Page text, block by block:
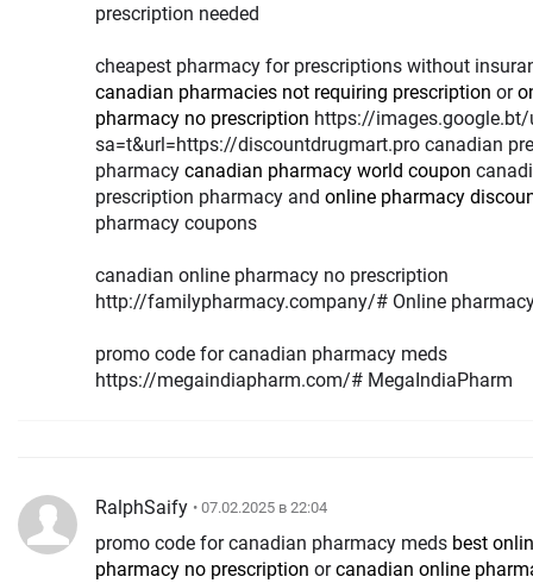
prescription needed
cheapest pharmacy for prescriptions without
canadian pharmacies not requiring prescription or
pharmacy no prescription
sa=t&url=https://discountdrugmart.pro canadian
pharmacy canadian pharmacy world coupon
prescription pharmacy and online pharmacy
pharmacy coupons
canadian online pharmacy no prescription
http://familypharmacy.company/# Online
promo code for canadian pharmacy meds
https://megaindiapharm.com/# MegaIndiaPharm
RalphSaify • 07.02.2025 в 22:04
promo code for canadian pharmacy meds best
pharmacy no prescription orcanadian online